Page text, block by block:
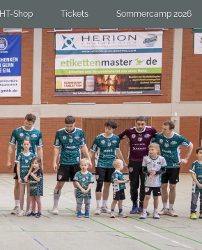
HT-Shop Tickets Sommercamp 2026